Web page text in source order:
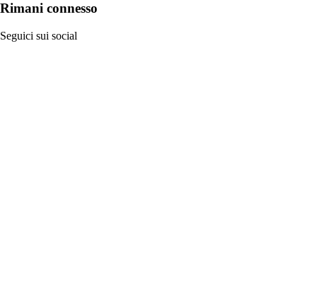
Rimani connesso
Seguici sui social